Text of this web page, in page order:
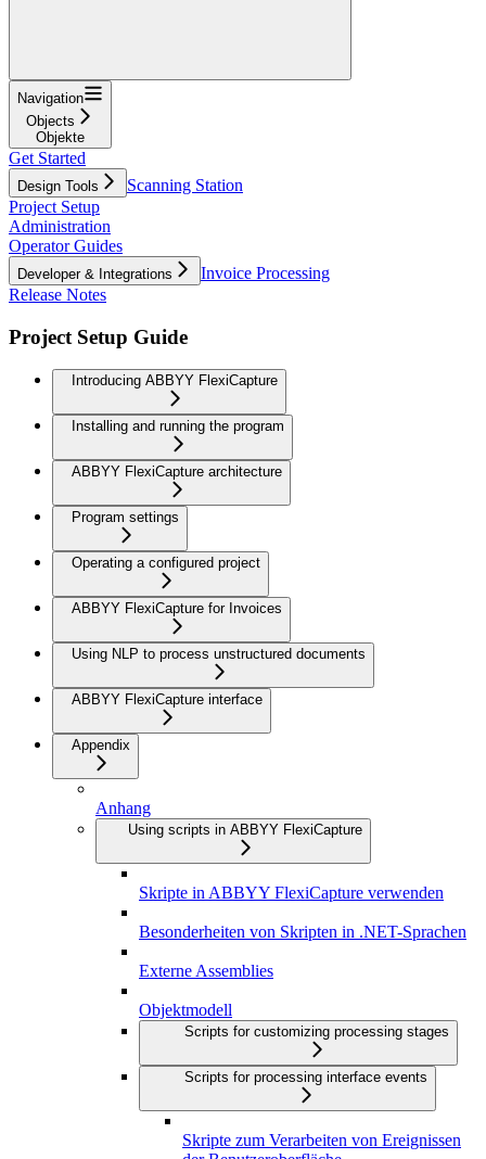
Navigation
Objects
Objekte
Get Started
Design Tools
Scanning Station
Project Setup
Administration
Operator Guides
Developer & Integrations
Invoice Processing
Release Notes
Project Setup Guide
Introducing ABBYY FlexiCapture
Installing and running the program
ABBYY FlexiCapture architecture
Program settings
Operating a configured project
ABBYY FlexiCapture for Invoices
Using NLP to process unstructured documents
ABBYY FlexiCapture interface
Appendix
Anhang
Using scripts in ABBYY FlexiCapture
Skripte in ABBYY FlexiCapture verwenden
Besonderheiten von Skripten in .NET-Sprachen
Externe Assemblies
Objektmodell
Scripts for customizing processing stages
Scripts for processing interface events
Skripte zum Verarbeiten von Ereignissen